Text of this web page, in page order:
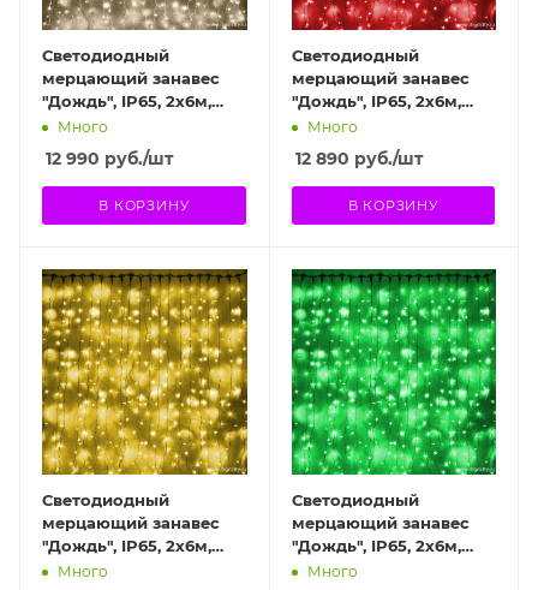
Светодиодный
мерцающий занавес
"Дождь", IP65, 2x6м,
теплый белый
Много
12 990 руб./шт
В КОРЗИНУ
Светодиодный
мерцающий занавес
"Дождь", IP65, 2x6м,
красный
Много
12 890 руб./шт
В КОРЗИНУ
Светодиодный
мерцающий занавес
"Дождь", IP65, 2x6м,
желтый
Много
Светодиодный
мерцающий занавес
"Дождь", IP65, 2x6м,
зеленый
Много